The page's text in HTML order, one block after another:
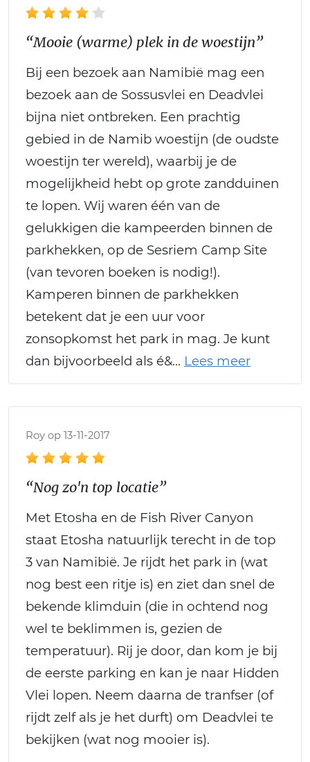
“Mooie (warme) plek in de woestijn”
Bij een bezoek aan Namibië mag een
bezoek aan de Sossusvlei en Deadvlei
bijna niet ontbreken. Een prachtig
gebied in de Namib woestijn (de oudste
woestijn ter wereld), waarbij je de
mogelijkheid hebt op grote zandduinen
te lopen. Wij waren één van de
gelukkigen die kampeerden binnen de
parkhekken, op de Sesriem Camp Site
(van tevoren boeken is nodig!).
Kamperen binnen de parkhekken
betekent dat je een uur voor
zonsopkomst het park in mag. Je kunt
dan bijvoorbeeld als é&
Roy op 13-11-2017
“Nog zo'n top locatie”
Met Etosha en de Fish River Canyon
staat Etosha natuurlijk terecht in de top
3 van Namibië. Je rijdt het park in (wat
nog best een ritje is) en ziet dan snel de
bekende klimduin (die in ochtend nog
wel te beklimmen is, gezien de
temperatuur). Rij je door, dan kom je bij
de eerste parking en kan je naar Hidden
Vlei lopen. Neem daarna de tranfser (of
rijdt zelf als je het durft) om Deadvlei te
bekijken (wat nog mooier is).